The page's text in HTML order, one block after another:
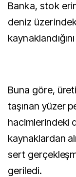
Banka, stok
deniz
Buna göre,
taşınan yüzer
hacimlerindeki
kaynaklardan
sert
geriledi.